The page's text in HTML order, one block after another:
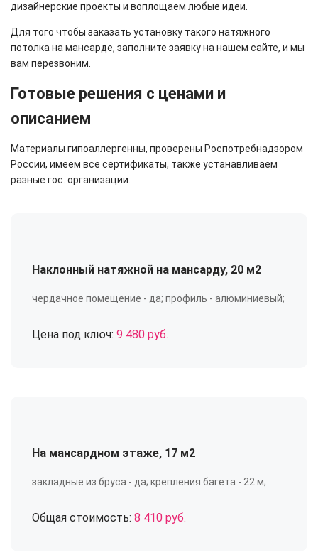
дизайнерские проекты и воплощаем любые идеи.
Для того чтобы заказать установку такого натяжного
потолка на мансарде, заполните заявку на нашем сайте, и мы
вам перезвоним.
Готовые решения с ценами и
описанием
Материалы гипоаллергенны, проверены Роспотребнадзором
России, имеем все сертификаты, также устанавливаем
разные гос. организации.
Наклонный натяжной на мансарду, 20 м2
чердачное помещение - да; профиль - алюминиевый;
Цена под ключ: 9 480 руб.
На мансардном этаже, 17 м2
закладные из бруса - да; крепления багета - 22 м;
Общая стоимость: 8 410 руб.